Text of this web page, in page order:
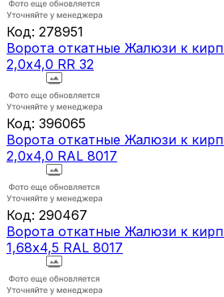
Код: 278951
Ворота откатные Жалюзи к
2,0х4,0 RR 32
Код: 396065
Ворота откатные Жалюзи к
2,0х4,0 RAL 8017
Код: 290467
Ворота откатные Жалюзи к
1,68х4,5 RAL 8017